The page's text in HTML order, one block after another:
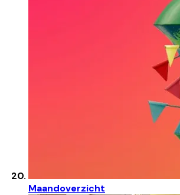
Maandoverzicht